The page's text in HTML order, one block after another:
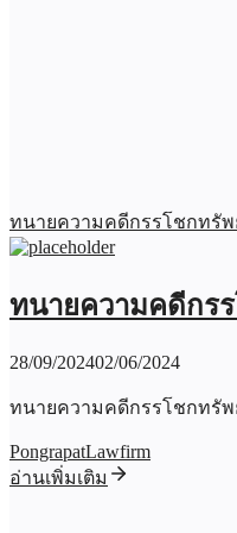
ทนายความคดีกรรโชกทรัพ
ทนายความคดีกร
28/09/202402/06/2024
ทนายความคดีกรรโชกทรัพ
PongrapatLawfirm
อ่านเพิ่มเติม